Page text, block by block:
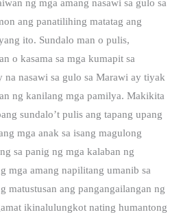
ng mga amang nasawi sa gulo sa
ang panatilihing matatag ang
ito. Sundalo man o pulis,
o kasama sa mga kumapit sa
na nasawi sa gulo sa Marawi ay tiyak
ng kanilang mga pamilya. Makikita
sundalo’t pulis ang tapang upang
mga anak sa isang magulong
sa panig ng mga kalaban ng
mga amang napilitang umanib sa
matustusan ang pangangailangan ng
ikinalulungkot nating humantong